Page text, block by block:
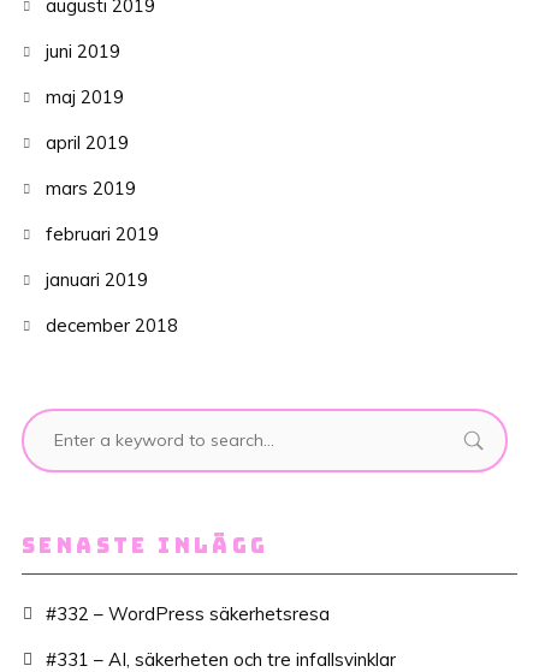
augusti 2019
juni 2019
maj 2019
april 2019
mars 2019
februari 2019
januari 2019
december 2018
SENASTE INLÄGG
#332 – WordPress säkerhetsresa
#331 – AI, säkerheten och tre infallsvinklar